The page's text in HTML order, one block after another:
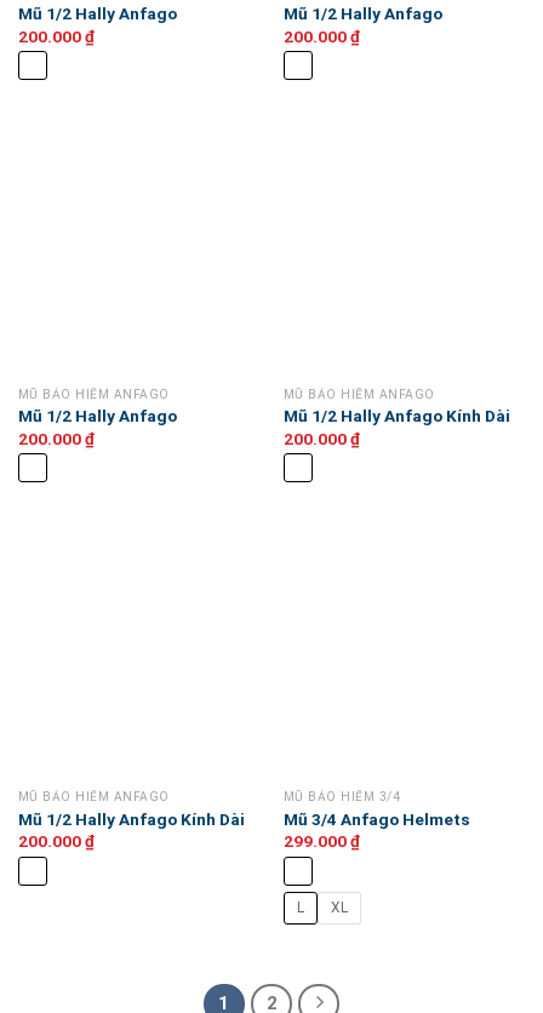
Mũ 1/2 Hally Anfago
200.000₫
Mũ 1/2 Hally Anfago
200.000₫
MŨ BẢO HIỂM ANFAGO
Mũ 1/2 Hally Anfago
200.000₫
MŨ BẢO HIỂM ANFAGO
Mũ 1/2 Hally Anfago Kính Dài
200.000₫
MŨ BẢO HIỂM ANFAGO
Mũ 1/2 Hally Anfago Kính Dài
200.000₫
MŨ BẢO HIỂM 3/4
Mũ 3/4 Anfago Helmets
299.000₫
L XL
1 2